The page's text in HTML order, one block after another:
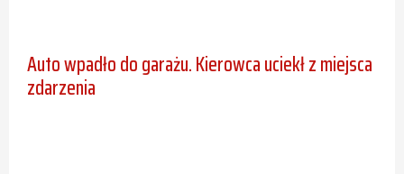
Auto wpadło do garażu. Kierowca uciekł z miejsca
zdarzenia